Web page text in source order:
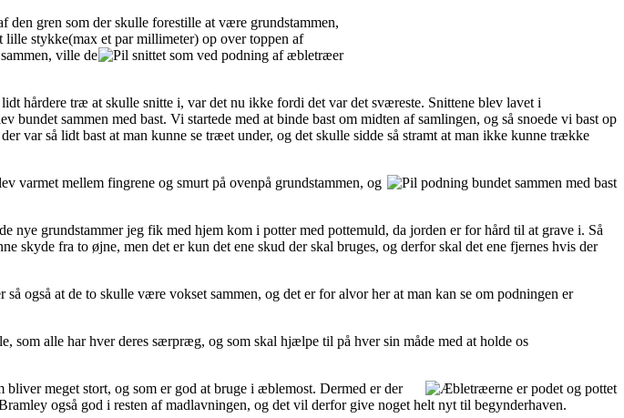
den gren som der skulle forestille at være grundstammen,
lille stykke(max et par millimeter) op over toppen af
ville de
hårdere træ at skulle snitte i, var det nu ikke fordi det var det sværeste. Snittene blev lavet i
sammen med bast. Vi startede med at binde bast om midten af samlingen, og så snoede vi bast op
var så lidt bast at man kunne se træet under, og det skulle sidde så stramt at man ikke kunne trække
varmet mellem fingrene og smurt på ovenpå grundstammen, og
nye grundstammer jeg fik med hjem kom i potter med pottemuld, da jorden er for hård til at grave i. Så
fra to øjne, men det er kun det ene skud der skal bruges, og derfor skal det ene fjernes hvis der
også at de to skulle være vokset sammen, og det er for alvor her at man kan se om podningen er
alle har hver deres særpræg, og som skal hjælpe til på hver sin måde med at holde os
meget stort, og som er god at bruge i æblemost. Dermed er der
også god i resten af madlavningen, og det vil derfor give noget helt nyt til begynderhaven.